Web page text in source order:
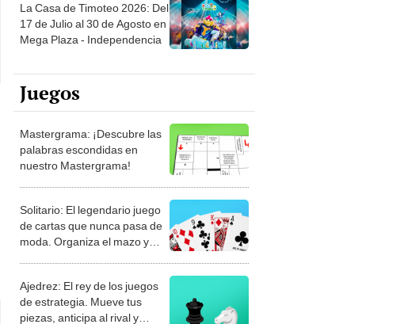
La Casa de Timoteo 2026: Del
17 de Julio al 30 de Agosto en
Mega Plaza - Independencia
Juegos
Mastergrama: ¡Descubre las
palabras escondidas en
nuestro Mastergrama!
Solitario: El legendario juego
de cartas que nunca pasa de
moda. Organiza el mazo y
Ajedrez: El rey de los juegos
de estrategia. Mueve tus
piezas, anticipa al rival y